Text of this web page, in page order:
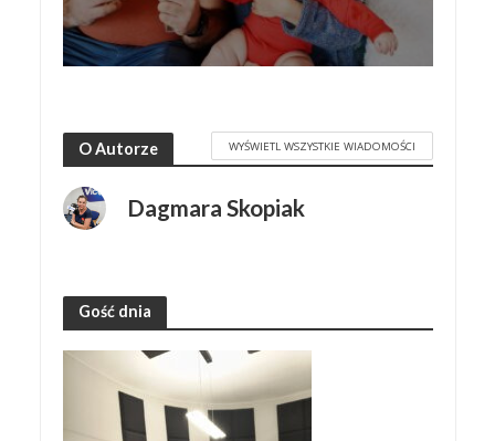
O Autorze WYŚWIETL WSZYSTKIE WIADOMOŚCI
Dagmara Skopiak
Gość dnia